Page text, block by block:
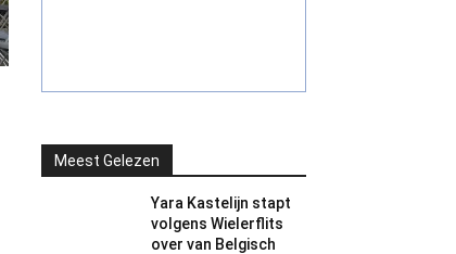
Meest Gelezen
Yara Kastelijn stapt
volgens Wielerflits
over van Belgisch